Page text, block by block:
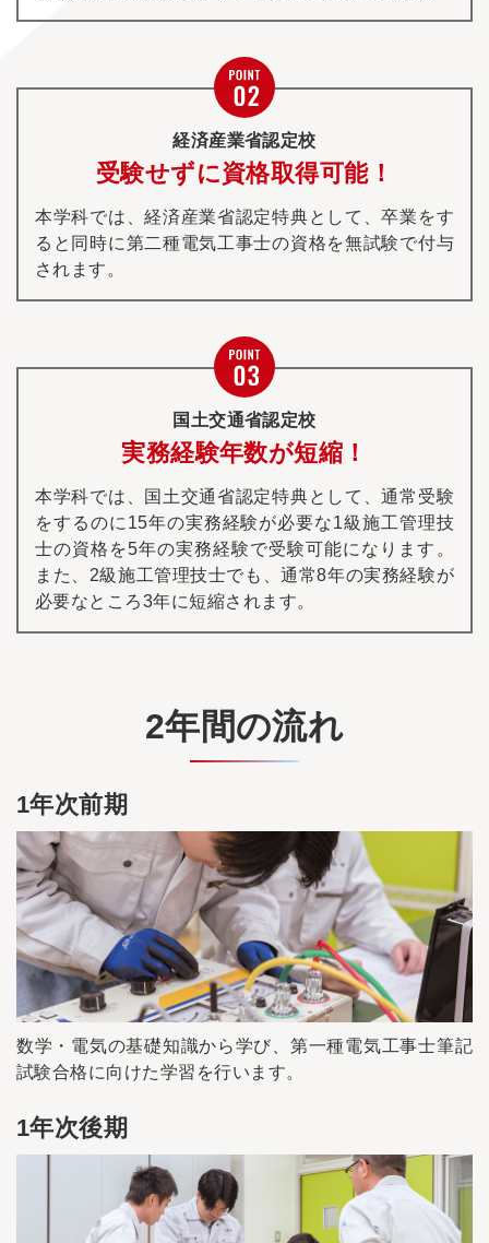
経済産業省認定校
受験せずに資格取得可能！
本学科では、経済産業省認定特典として、卒業をす
ると同時に第二種電気工事士の資格を無試験で付与
されます。
国土交通省認定校
実務経験年数が短縮！
本学科では、国土交通省認定特典として、通常受験
をするのに15年の実務経験が必要な1級施工管理技
士の資格を5年の実務経験で受験可能になります。
また、2級施工管理技士でも、通常8年の実務経験が
必要なところ3年に短縮されます。
2年間の流れ
1年次前期
数学・電気の基礎知識から学び、第一種電気工事士筆記
試験合格に向けた学習を行います。
1年次後期